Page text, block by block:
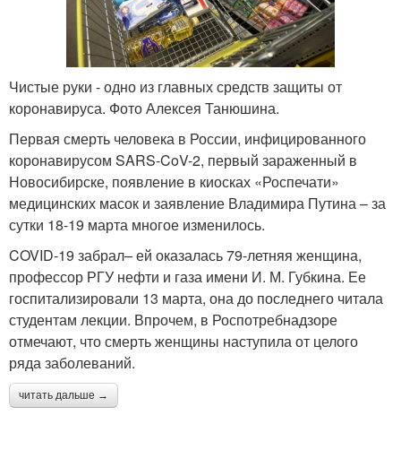
Чистые руки - одно из главных средств защиты от
коронавируса. Фото Алексея Танюшина.
Первая смерть человека в России, инфицированного
коронавирусом SARS-CoV-2, первый зараженный в
Новосибирске, появление в киосках «Роспечати»
медицинских масок и заявление Владимира Путина – за
сутки 18-19 марта многое изменилось.
COVID-19 забрал– ей оказалась 79-летняя женщина,
профессор РГУ нефти и газа имени И. М. Губкина. Ее
госпитализировали 13 марта, она до последнего читала
студентам лекции. Впрочем, в Роспотребнадзоре
отмечают, что смерть женщины наступила от целого
ряда заболеваний.
читать дальше →